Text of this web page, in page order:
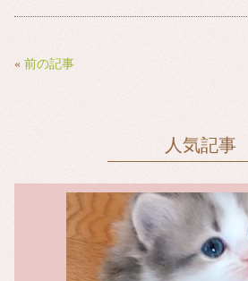
ce
ok
wi ne m
« 前の記事
人気記事